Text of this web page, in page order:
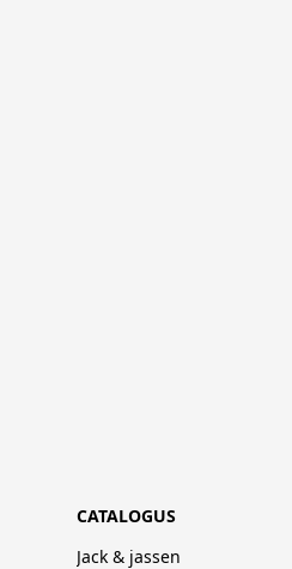
CATALOGUS
Jack & jassen